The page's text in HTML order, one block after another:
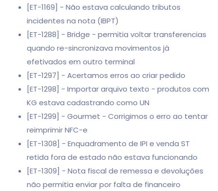
[ET-1169] - Não estava calculando tributos
incidentes na nota (IBPT)
[ET-1288] - Bridge - permitia voltar transferencias
quando re-sincronizava movimentos já
efetivados em outro terminal
[ET-1297] - Acertamos erros ao criar pedido
[ET-1298] - Importar arquivo texto - produtos com
KG estava cadastrando como UN
[ET-1299] - Gourmet - Corrigimos o erro ao tentar
reimprimir NFC-e
[ET-1308] - Enquadramento de IPI e venda ST
retida fora de estado não estava funcionando
[ET-1309] - Nota fiscal de remessa e devoluções
não permitia enviar por falta de financeiro